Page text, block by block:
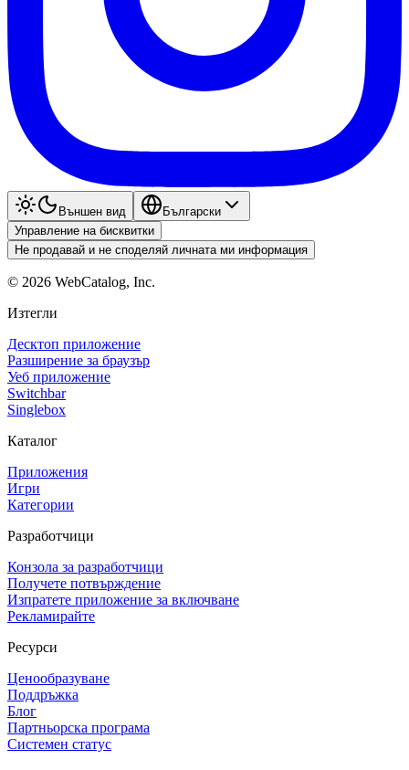
Външен вид
Български
Управление на бисквитки
Не продавай и не споделяй личната ми информация
© 2026 WebCatalog, Inc.
Изтегли
Десктоп приложение
Разширение за браузър
Уеб приложение
Switchbar
Singlebox
Каталог
Приложения
Игри
Категории
Разработчици
Конзола за разработчици
Получете потвърждение
Изпратете приложение за включване
Рекламирайте
Ресурси
Ценообразуване
Поддръжка
Блог
Партньорска програма
Системен статус